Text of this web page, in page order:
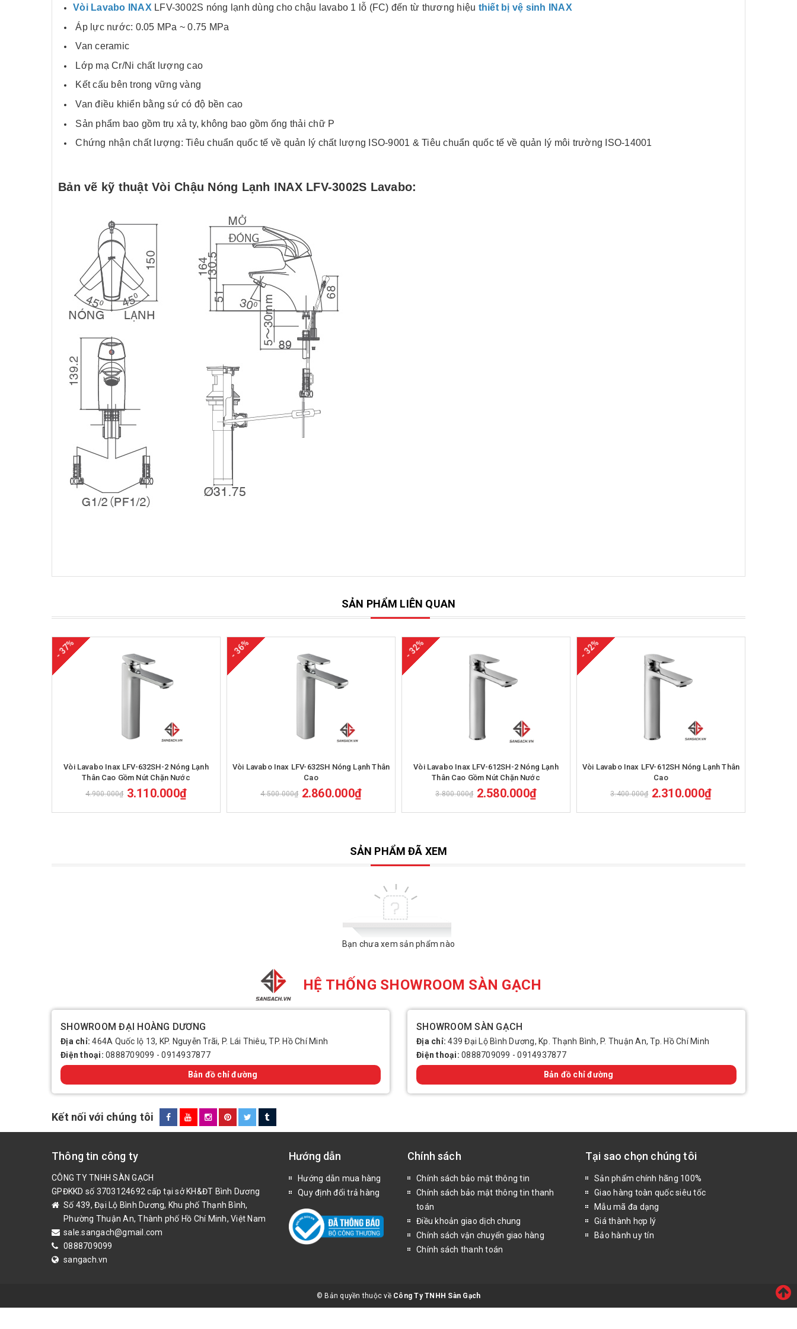
Vòi Lavabo INAX LFV-3002S nóng lạnh dùng cho chậu lavabo 1 lỗ (FC) đến từ thương hiệu thiết bị vệ sinh INAX
Áp lực nước: 0.05 MPa ~ 0.75 MPa
Van ceramic
Lớp mạ Cr/Ni chất lượng cao
Kết cấu bên trong vững vàng
Van điều khiển bằng sứ có độ bền cao
Sản phẩm bao gồm trụ xả ty, không bao gồm ống thải chữ P
Chứng nhận chất lượng: Tiêu chuẩn quốc tế về quản lý chất lượng ISO-9001 & Tiêu chuẩn quốc tế về quản lý môi trường ISO-14001
Bản vẽ kỹ thuật Vòi Chậu Nóng Lạnh INAX LFV-3002S Lavabo:
SẢN PHẨM LIÊN QUAN
- 37%
Vòi Lavabo Inax LFV-632SH-2 Nóng Lạnh
Thân Cao Gồm Nút Chặn Nước
4.900.000₫ 3.110.000₫
- 36%
Vòi Lavabo Inax LFV-632SH Nóng Lạnh Thân
Cao
4.500.000₫ 2.860.000₫
- 32%
Vòi Lavabo Inax LFV-612SH-2 Nóng Lạnh
Thân Cao Gồm Nút Chặn Nước
3.800.000₫ 2.580.000₫
- 32%
Vòi Lavabo Inax LFV-612SH Nóng Lạnh Thân
Cao
3.400.000₫ 2.310.000₫
SẢN PHẨM ĐÃ XEM
Bạn chưa xem sản phẩm nào
HỆ THỐNG SHOWROOM SÀN GẠCH
SHOWROOM ĐẠI HOÀNG DƯƠNG
Địa chỉ:464A Quốc lộ 13, KP. Nguyễn Trãi, P. Lái Thiêu, TP. Hồ Chí Minh
Điện thoại: 0888709099 -0914937877
Bản đồ chỉ đường
SHOWROOM SÀN GẠCH
Địa chỉ:439 Đại Lộ Bình Dương, Kp. Thạnh Bình, P. Thuận An, Tp. Hồ Chí Minh
Điện thoại: 0888709099 -0914937877
Bản đồ chỉ đường
Kết nối với chúng tôi
Thông tin công ty
CÔNG TY TNHH SÀN GẠCH
GPĐKKD số 3703124692 cấp tại sở KH&ĐT Bình Dương
Số 439, Đại Lộ Bình Dương, Khu phố Thạnh Bình,
Phường Thuận An, Thành phố Hồ Chí Minh, Việt Nam
sale.sangach@gmail.com
0888709099
sangach.vn
Hướng dẫn
Hướng dẫn mua hàng
Quy định đổi trả hàng
Chính sách
Chính sách bảo mật thông tin
Chính sách bảo mật thông tin thanh
toán
Điều khoản giao dịch chung
Chính sách vận chuyển giao hàng
Chính sách thanh toán
Tại sao chọn chúng tôi
Sản phẩm chính hãng 100%
Giao hàng toàn quốc siêu tốc
Mẫu mã đa dạng
Giá thành hợp lý
Bảo hành uy tín
© Bản quyền thuộc về Công Ty TNHH Sàn Gạch